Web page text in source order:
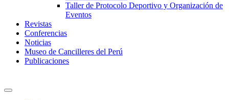
Taller de Protocolo Deportivo y Organización de
Eventos
Revistas
Conferencias
Noticias
Museo de Cancilleres del Perú
Publicaciones